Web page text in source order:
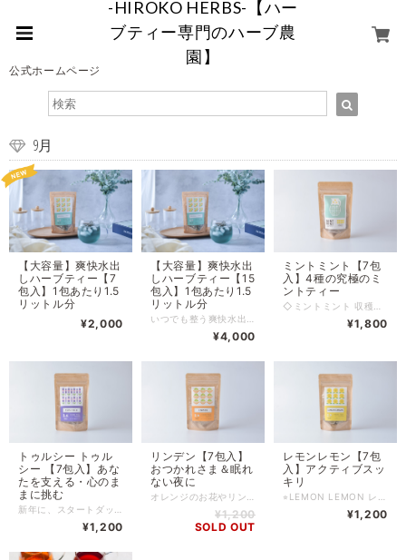
-HIROKO HERBS-【ハー
ブティー専門のハーブ農
園】
公式ホームページ
9月
【大容量】爽快水出
しハーブティー【7
包入】1包あたり1.5
リットル分
¥2,000
【大容量】爽快水出
しハーブティー【15
包入】1包あたり1.5
リットル分
¥4,000
ミントミント【7包
入】4種の究極のミ
ントティー
¥1,800
トゥルシー トゥル
シー 【7包入】あな
たを支える・心のま
まに挑む
新年に、スタートダッシュしたい！ 今年は心を強く、頑張っていきたい。 大切な出来事のとき。 ここぞという時に。ストレスや疲れに打ち勝ちたい時に。 農園からとれたトゥルシー の応援するハーブティーを作りました。 トゥルシー という名前は、メディカルハーブの代表的なホーリーバジルのインドでの名前です。 インドでは世界三代伝統医学の一つである「アーユルヴェーダ」では「不老不死の霊薬」と愛され、その薬効で人々の心と体を長い間癒してきました。 蜂蜜のような香りの中に、清涼感があり、世界中でファンの多いトゥルシー 。 そのトゥルシー の風味を生かしつつ、ストレスに打ち勝つルイボス、心身を元気に保つお手伝いをするシベリアンジンセン（シベリア人参）をブレンドしています。 美味しくて人気のルイボスティーにトゥルシー の甘い風味、シベリアンジンセンの人参のような親しみやすい味わいがマッチする、美味しいブレンドに出来上がりました。 ※トゥルシー、シベリアンジンセンは、アダプトゲンハーブの一つです。 （不安やトラウマ・肉体疲労などのストレスへの抵抗能力を整える働きのある数少ないハーブ） 心のままに挑みたい、そんな時に応援するブレンドハーブティーです。 ※領収書発行のご希望について※ 領収書発行は不可となります。 同封する「納品書」またはお買い上げ時に届くメールを「請求書」として保管してください。
¥1,200
リンデン【7包入】
おつかれさま＆眠れ
ない夜に
オレンジのお花やリンデンの華やかで優しいうっとりするような草花の香りが広がり、深くリラックスしたい時に。 心がクタクタな時や、夜にぐっすりできないときに優しくサポートします。 お風呂はいった後のパジャマや部屋着で、 ゆっくり飲んでほしいハーブティー です。 ※領収書発行のご希望について※ 領収書発行は不可となります。 同封する「納品書」またはお買い上げ時に届くメールを「請求書」として保管してください。
¥1,200
SOLD OUT
レモンレモン【7包
入】アクティブスッ
キリ
⭐︎LEMON LEMON レモンレモン レモングラスやレモンバーベナ、 レモンバームといったレモンの香りがするハーブをブレンド。 さっぱりした爽やかな香りがスッキリと身体中に広がります。 デトックスハーブのレモングラスが入っているので、 がっつり食べたランチの後や、気持ちをリフレッシュしたい時におすすめです。 ※全成分：レモングラス、レモンバーム、レモンバーベナ、ペパーミント 95~98度くらいのお湯をカップに入れて、5分ほど抽出してお飲みください。 2~3回お飲みいただけます。 秋庭農園のハーブ担当者は、1ティーバッグで、400ml（２杯分）を2回に分けて飲みながら、 ハーブ園の仕事をしています。 内容量：7ティーバッグ入り（各2g） 賞味期限：商品に記載（生産から1年以内） 保管場所:冷暗所にて保管 ※当商品は、自然栽培のハーブ100%使用している為、夏場の暑い時期は、ポプリ虫が付く場合がありますので、その場合は冷蔵庫保管をおすすめします。 ※配合ハーブにアレルギーのある方はお控えください。 レモンレモン→妊娠中やイネ科、シソ科アレルギーの方は控える。 -------------------------------------------------------------------------------- ＜ レモンレモンを作ったきっかけ ＞ ハーブティーブレンダーである私は、ビーガンレストランでも働いていたし、 さぞ健康的でヘルシーで、こだわりが強いような人と感じるかもしれない。 だけれども、本当の本当は、 ハーブティーを飲み始めたキッカケも、 自堕落な食生活の罪滅ぼしからである。 若い頃の私は外面だけが良くて、気を張っていた。 ファッション紙をお手本に、絆創膏を貼りながら、 思い切り背伸びして、ハイヒールを履いていた。 おうちに帰って、スエットに着替えて、メイクを落としたその後の楽しみは、 髪をお団子にして、メガネになって、 右手には、鶏の唐揚げがあったし、左手にはポテトチップスがあった。 TSUTAYAで映画をたんまり借りてきて、ひたすらに泣いて笑って。 ゴロゴロしてばかり。これが素。 自分の人生の主人公にはいつになったらなれるんだろう。 女性のファッション紙にあるようなモデルさんたちは、 エコとかオーガニックとか、ハーブティーとか意識が高い。 そんな時、自分と比較してしまう気持ちを、どうにかしたくて レモングラスのハーブティーを飲んでみる。 体がスーッと心と体が洗われるような感覚。 これは、油っぽい食事をとってしまったことの罪滅ぼしでもある。 うまくいかなくても、答えが見えなくても、 完璧じゃなくても、すぐに変われなくても、 前へ、前へ。 レモンレモンのハーブティーは、 前にすすむあなたを応援するお守りのハーブティー として作りました。 水筒に入れて、アクティブに動くあなたに。 ちょっと油っぽい食事中や食後に。 緊張をやわらげて、レモンのうっとりする爽やかさの虜に。 ※領収書発行のご希望について※ 領収書発行は不可となります。 同封する「納品書」またはお買い上げ時に届くメールを「請求書」として保管してください。
¥1,200